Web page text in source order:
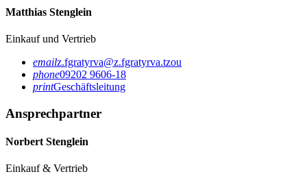
Matthias Stenglein
Einkauf und Vertrieb
emailz.fgratyrva@z.fgratyrva.tzou
phone09202 9606-18
printGeschäftsleitung
Ansprechpartner
Norbert Stenglein
Einkauf & Vertrieb